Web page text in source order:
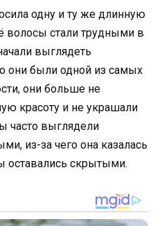
одну и ту же длинную
волосы стали трудными в
выглядеть
они были одной из самых
они больше не
красоту и не украшали
часто выглядели
из-за чего она казалась
оставались скрытыми.